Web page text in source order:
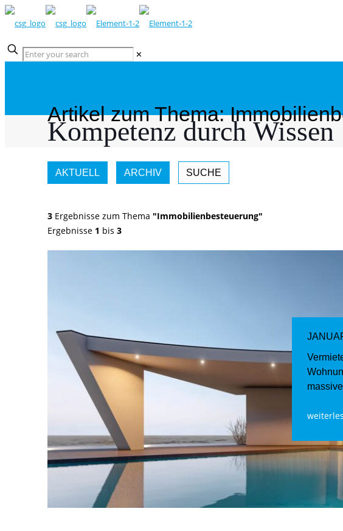
✕
Kompetenz durch Wissen
Artikel zum Thema:
AKTUELL ARCHIV SUCHE
3 Ergebnisse zum Thema "Immobilienbesteuerung"
Ergebnisse 1 bis 3